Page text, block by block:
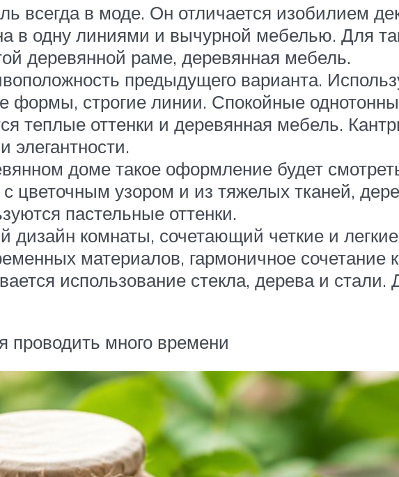
всегда в моде. Он отличается изобилием
в одну линиями и вычурной мебелью. Для
деревянной раме, деревянная мебель.
предыдущего варианта.
формы, строгие линии. Спокойные
теплые оттенки и деревянная мебель.
элегантности.
доме такое оформление будет
цветочным узором и из тяжелых тканей,
пастельные оттенки.
дизайн комнаты, сочетающий четкие и
материалов, гармоничное сочетание
использование стекла, дерева и
проводить много времени